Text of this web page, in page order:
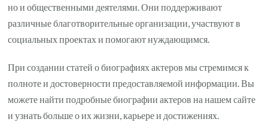
но и общественными деятелями. Они поддерживают
различные благотворительные организации, участвуют в
социальных проектах и помогают нуждающимся.
При создании статей о биографиях актеров мы стремимся к
полноте и достоверности предоставляемой информации. Вы
можете найти подробные биографии актеров на нашем сайте
и узнать больше о их жизни, карьере и достижениях.